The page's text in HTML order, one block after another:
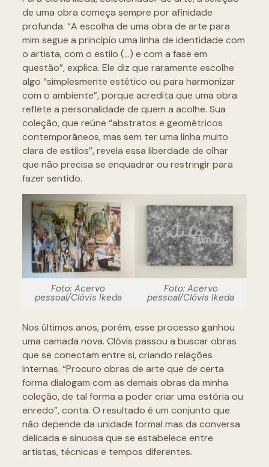
de uma obra começa sempre por afinidade
profunda. “A escolha de uma obra de arte para
mim segue a princípio uma linha de identidade com
o artista, com o estilo (…) e com a fase em
questão”, explica. Ele diz que raramente escolhe
algo “simplesmente estético ou para harmonizar
com o ambiente”, porque acredita que uma obra
reflete a personalidade de quem a acolhe. Sua
coleção, que reúne “abstratos e geométricos
contemporâneos, mas sem ter uma linha muito
clara de estilos”, revela essa liberdade de olhar
que não precisa se enquadrar ou restringir para
fazer sentido.
Foto: Acervo
pessoal/Clóvis Ikeda
Foto: Acervo
pessoal/Clóvis Ikeda
Nos últimos anos, porém, esse processo ganhou
uma camada nova. Clóvis passou a buscar obras
que se conectam entre si, criando relações
internas. “Procuro obras de arte que de certa
forma dialogam com as demais obras da minha
coleção, de tal forma a poder criar uma estória ou
enredo”, conta. O resultado é um conjunto que
não depende da unidade formal mas da conversa
delicada e sinuosa que se estabelece entre
artistas, técnicas e tempos diferentes.